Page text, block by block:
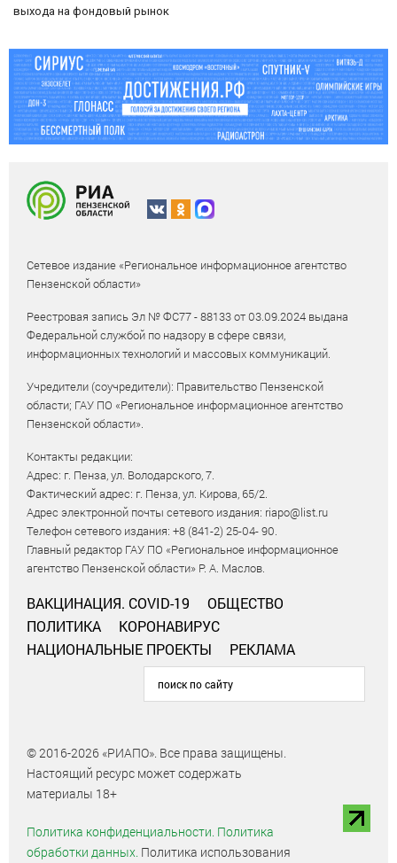
выхода на фондовый рынок
Сетевое издание «Региональное информационное агентство
Пензенской области»
Реестровая запись Эл № ФС77 - 88133 от 03.09.2024 выдана
Федеральной службой по надзору в сфере связи,
информационных технологий и массовых коммуникаций.
Учредители (соучредители): Правительство Пензенской
области; ГАУ ПО «Региональное информационное агентство
Пензенской области».
Контакты редакции:
Адрес: г. Пенза, ул. Володарского, 7.
Фактический адрес: г. Пенза, ул. Кирова, 65/2.
Адрес электронной почты сетевого издания: riapo@list.ru
Телефон сетевого издания: +8 (841-2) 25-04- 90.
Главный редактор ГАУ ПО «Региональное информационное
агентство Пензенской области» Р. А. Маслов.
ВАКЦИНАЦИЯ. COVID-19
ОБЩЕСТВО
ПОЛИТИКА
КОРОНАВИРУС
НАЦИОНАЛЬНЫЕ ПРОЕКТЫ
РЕКЛАМА
© 2016-2026 «РИАПО». Все права защищены.
Настоящий ресурс может содержать
материалы 18+
Политика конфиденциальности. Политика
обработки данных. Политика использования